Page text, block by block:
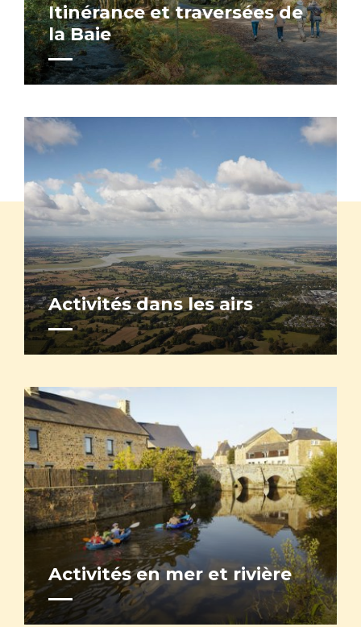
Itinérance et traversées de
la Baie
Activités dans les airs
Activités en mer et rivière